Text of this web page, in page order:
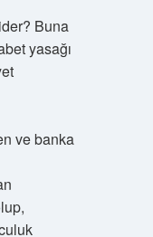
Buna
yasağı
ve banka